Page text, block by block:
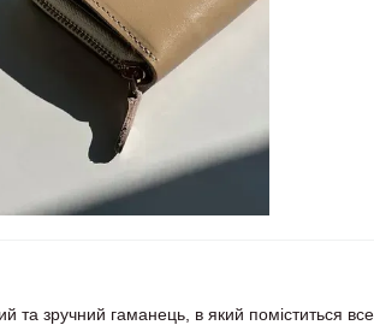
та зручний гаманець, в який поміститься все